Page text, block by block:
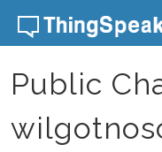
Skip to content
Public